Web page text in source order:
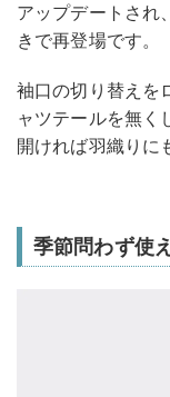
アップデートされ
きで再登場です。
袖口の切り替えを
ャツテールを無く
開ければ羽織りに
季節問わず使